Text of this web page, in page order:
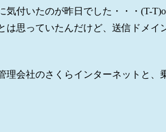
付いたのが昨日でした・・・(T-T)o
思っていたんだけど、送信ドメイ
会社のさくらインターネットと、